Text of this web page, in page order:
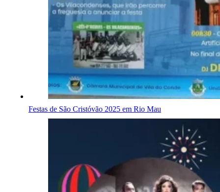
Festas de São Cristóvão 2025 em Rio Mau